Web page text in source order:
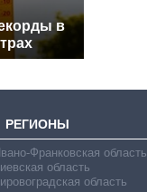
в
РЕГИОНЫ
Франковская область
область
область